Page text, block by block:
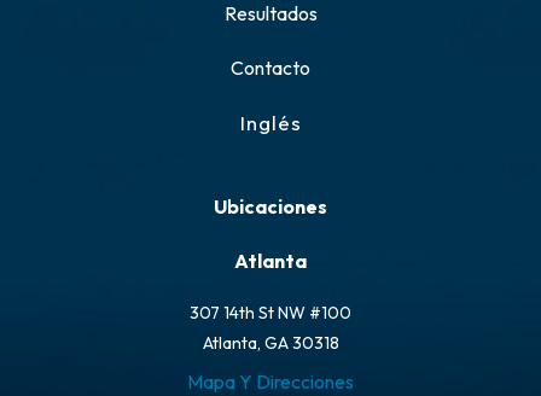
Resultados
Contacto
Inglés
Ubicaciones
Atlanta
307 14th St NW #100
Atlanta, GA 30318
Mapa Y Direcciones